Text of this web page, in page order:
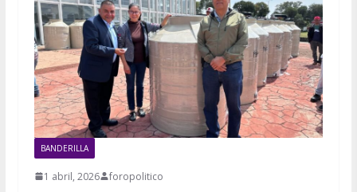
BANDERILLA
1 abril, 2026 foropolitico